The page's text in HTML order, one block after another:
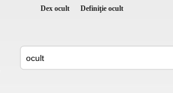
Dex ocult Definiţie ocult